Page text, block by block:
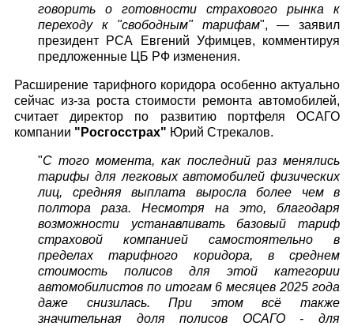
говорить о готовности страхового рынка к
переходу к "свободным" тарифам", — заявил
президент РСА Евгений Уфимцев, комментируя
предложенные ЦБ РФ изменения.
Расширение тарифного коридора особенно актуально
сейчас из-за роста стоимости ремонта автомобилей,
считает директор по развитию портфеля ОСАГО
компании "Росгосстрах" Юрий Стрекалов.
"С того момента, как последний раз менялись
тарифы для легковых автомобилей физических
лиц, средняя выплата выросла более чем в
полтора раза. Несмотря на это, благодаря
возможности устанавливать базовый тариф
страховой компанией самостоятельно в
пределах тарифного коридора, в среднем
стоимость полисов для этой категории
автомобилистов по итогам 6 месяцев 2025 года
даже снизилась. При этом всё также
значительная доля полисов ОСАГО - для